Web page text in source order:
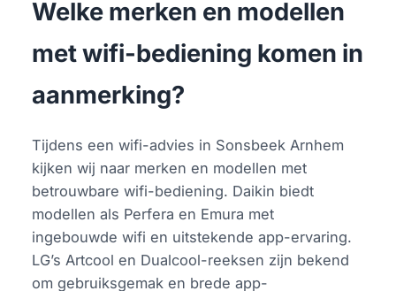
Welke merken en modellen
met wifi-bediening komen in
aanmerking?
Tijdens een wifi-advies in Sonsbeek Arnhem
kijken wij naar merken en modellen met
betrouwbare wifi-bediening. Daikin biedt
modellen als Perfera en Emura met
ingebouwde wifi en uitstekende app-ervaring.
LG’s Artcool en Dualcool-reeksen zijn bekend
om gebruiksgemak en brede app-